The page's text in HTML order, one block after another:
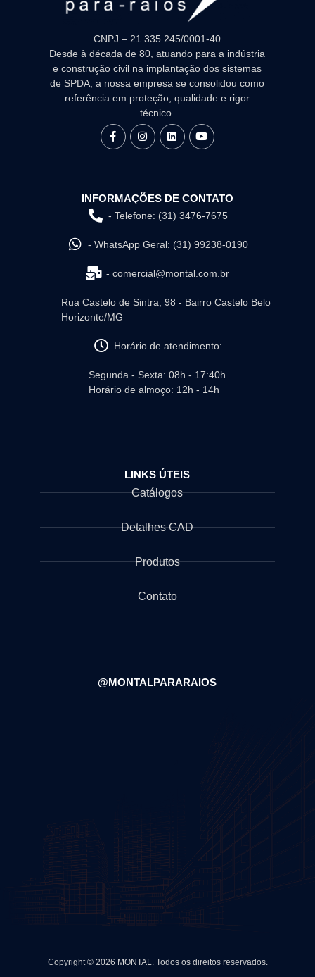
CNPJ – 21.335.245/0001-40
Desde à década de 80, atuando para a indústria
e construção civil na implantação dos sistemas
de SPDA, a nossa empresa se consolidou como
referência em proteção, qualidade e rigor
técnico.
INFORMAÇÕES DE CONTATO
- Telefone: (31) 3476-7675
- WhatsApp Geral: (31) 99238-0190
- comercial@montal.com.br
Rua Castelo de Sintra, 98 - Bairro Castelo Belo
Horizonte/MG
Horário de atendimento:
Segunda - Sexta: 08h - 17:40h
Horário de almoço: 12h - 14h
LINKS ÚTEIS
Catálogos
Detalhes CAD
Produtos
Contato
@MONTALPARARAIOS
Copyright © 2026 MONTAL. Todos os direitos reservados.